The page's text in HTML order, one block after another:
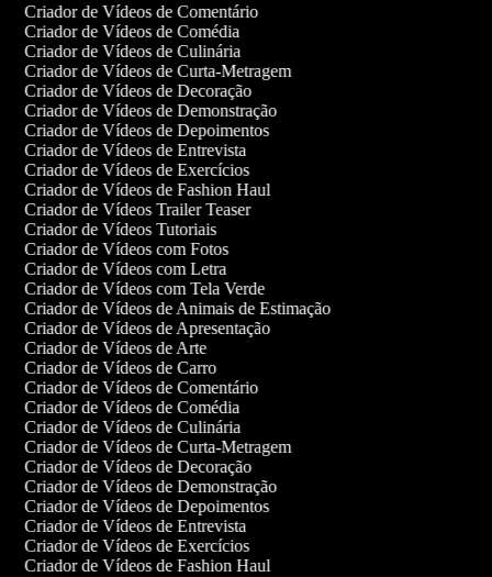
Criador de Vídeos de Comentário
Criador de Vídeos de Comédia
Criador de Vídeos de Culinária
Criador de Vídeos de Curta-Metragem
Criador de Vídeos de Decoração
Criador de Vídeos de Demonstração
Criador de Vídeos de Depoimentos
Criador de Vídeos de Entrevista
Criador de Vídeos de Exercícios
Criador de Vídeos de Fashion Haul
Criador de Vídeos Trailer Teaser
Criador de Vídeos Tutoriais
Criador de Vídeos com Fotos
Criador de Vídeos com Letra
Criador de Vídeos com Tela Verde
Criador de Vídeos de Animais de Estimação
Criador de Vídeos de Apresentação
Criador de Vídeos de Arte
Criador de Vídeos de Carro
Criador de Vídeos de Comentário
Criador de Vídeos de Comédia
Criador de Vídeos de Culinária
Criador de Vídeos de Curta-Metragem
Criador de Vídeos de Decoração
Criador de Vídeos de Demonstração
Criador de Vídeos de Depoimentos
Criador de Vídeos de Entrevista
Criador de Vídeos de Exercícios
Criador de Vídeos de Fashion Haul